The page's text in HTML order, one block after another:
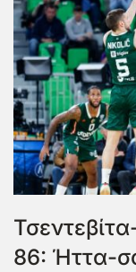
86: Ήττα-